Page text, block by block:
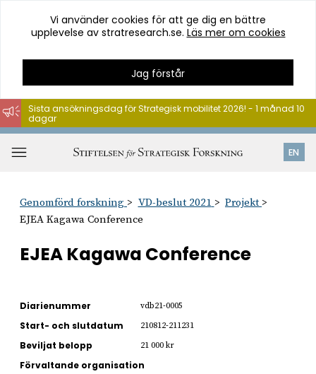
Hoppa
till
innehåll
Vi använder cookies för att ge dig en bättre
upplevelse av stratresearch.se. Läs mer om cookies
Jag förstår
EN
Sista ansökningsdag för Strategisk mobilitet 2026! - 1 månad 10
dagar
Genomförd forskning VD-beslut 2021
Projekt
EJEA Kagawa Conference
EJEA Kagawa Conference
Diarienummer vdb21-0005
Start- och slutdatum 210812-211231
Beviljat belopp 21 000 kr
Förvaltande organisation